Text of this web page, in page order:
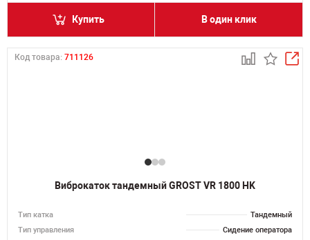
Купить В один клик
Код товара: 711126
Виброкаток тандемный GROST VR 1800 HK
Тип катка
Тандемный
Тип управления
Сидение оператора